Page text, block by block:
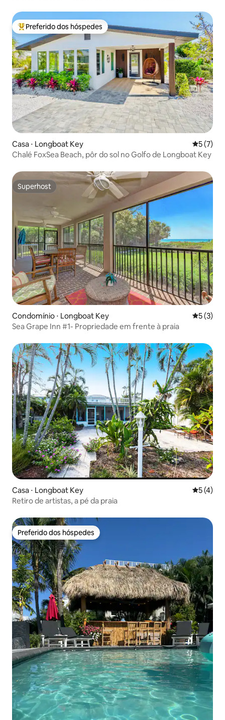
Entre os melhores preferidos dos hóspedes
Preferido dos hóspedes
Casa ⋅ Longboat Key 5 de
5 (7)
Chalé FoxSea Beach, pôr do sol no Golfo de Longboat Key
Superhost
Superhost
Condomínio ⋅ Longboat Key 5 de
5 (3)
Sea Grape Inn #1- Propriedade em frente à praia
Casa ⋅ Longboat Key 5 de
5 (4)
Retiro de artistas, a pé da praia
Preferido dos hóspedes
Preferido dos hóspedes